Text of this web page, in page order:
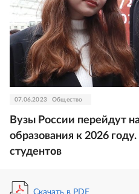
07.06.2023 Общество
Вузы России перейдут
образования к 2026
студентов
Скачать в PDF